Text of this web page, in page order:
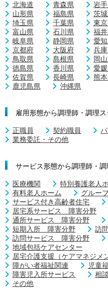
北海道 青森県 岩
山形県
福島県 茨
埼玉県
千葉県 東
富山県
石川県 福
岐阜県
静岡県 愛
京都府
大阪府 兵
鳥取県
島根県 岡
徳島県
香川県 愛
佐賀県
長崎県 熊
鹿児島県
沖縄県
雇用形態から調理師・調理
正職員 契約職員
業務委託・その他
サービス形態から調理師・
医療機関 特別養護老人
有料老人ホーム
グルー
サービス付き高齢者住宅
居宅系サービス 障害分野
通所サービス 障害分野
短期入所 障害分野
訪
訪問サービス 障害分野
地域包括ケアセンター
居宅介護支援（ケアマネジメ
障がい者福祉関連
児童
障害児入所サービス
相
その他